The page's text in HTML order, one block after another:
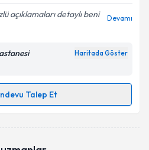
işlenmesine ilişkin
Aydınlatma
ve kişisel verilerimin belirtilen
kabul ediyorum.
açıklamaları detaylı beni
Devamı
Haritada Göster
Talep Et
Talebi